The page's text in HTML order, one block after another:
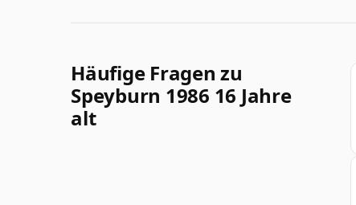
Häufige Fragen zu
Speyburn 1986 16 Jahre
alt